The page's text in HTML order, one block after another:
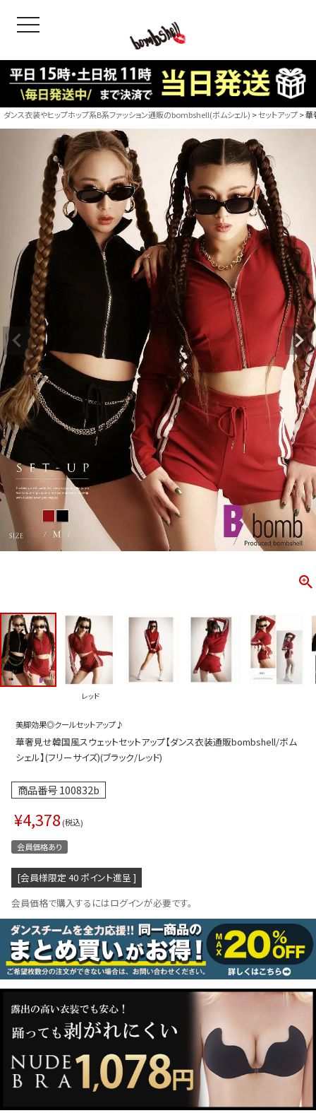
toggle navigation
＝ボムシェル】はダンス衣装専門ブランド。
衣装ならお任せ！オリジナル衣装やダンス衣装のトータル
ィネートのご提案。 ボムシェルならではの最新で斬新な
えをお届け。 撮影で使用してる小物や靴などダンサー必
ーデはイメージしやすく、全てボムシェルでご購入可能。
とは差別化出来るしっかりした衣装のご提案はダンサー
ージ映えを全力で応援してます。
商品一覧
CONTENTS
ス
ス
アップ
ース
インワン／サロペット
ラ・ニップレス
LINE連携でクーポンもらえる!!
B/bomb
【B/bomb
「これど
好き女子
レッスン
シルエット
ンなど、幅
ゃれ女子
PICKUP
新作
トップス
ボトムス
浴衣
コスプレ
クリスマス
ダンス衣装やヒップホップ系B系ファッション通販のbombshell(ボムシェル) セットアップ 華
レッド
美脚効果◎クールセットアップ♪
華奢見せ韓国風スウェットセットアップ【ダンス衣装通販bombshell/ボム
シェル】(フリーサイズ)(ブラック/レッド)
商品番号100832b
¥4,378 税込
会員価格あり
[会員様限定 40 ポイント進呈 ]
会員価格で購入するにはログインが必要です。